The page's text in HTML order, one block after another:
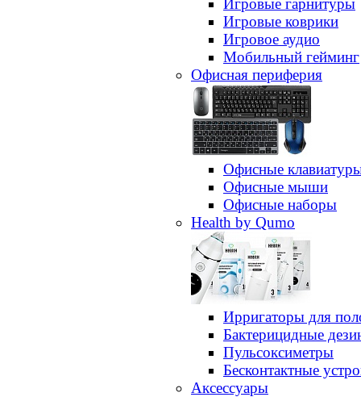
Игровые гарнитуры
Игровые коврики
Игровое аудио
Мобильный гейминг
Офисная периферия
Офисные
Офисные мыши
Офисные наборы
Health by Qumo
Ирригаторы для
Бактерицидные
Пульсоксиметры
Бесконтактные
Аксессуары